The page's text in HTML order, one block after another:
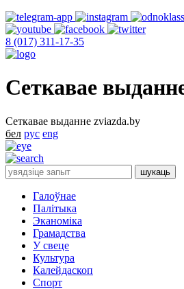
8 (017) 311-17-35
Сеткавае
Сеткавае выданне zviazda.by
бел рус eng
Галоўнае
Палітыка
Эканоміка
Грамадства
У свеце
Культура
Калейдаскоп
Спорт